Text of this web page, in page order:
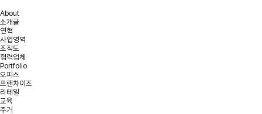
About
소개글
연혁
사업영역
조직도
협력업체
Portfolio
오피스
프랜차이즈
리테일
교육
주거